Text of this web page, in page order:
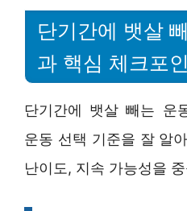
단기간에 뱃살
과 핵심 체크포
단기간에 뱃살 빼는 운
운동 선택 기준을 잘 알
난이도, 지속 가능성을